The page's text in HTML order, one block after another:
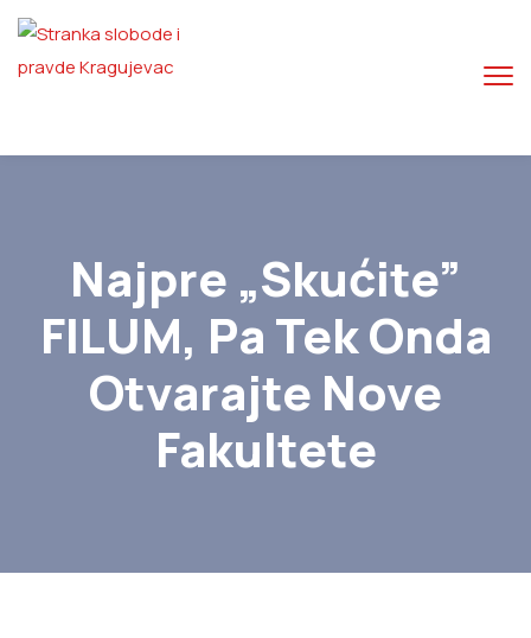
Najpre „skućite”
FILUM, Pa Tek Onda
Otvarajte Nove
Fakultete